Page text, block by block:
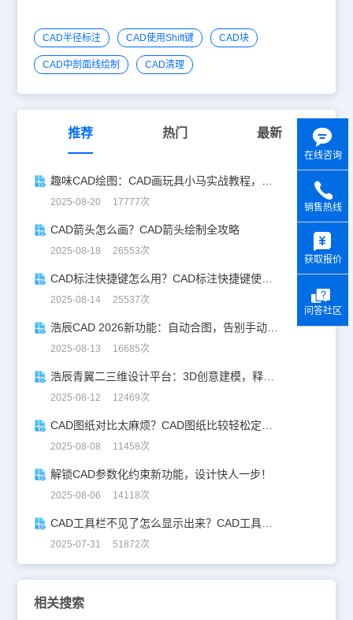
CAD半径标注 CAD使用Shift键 CAD块
CAD中剖面线绘制 CAD清理
推荐 热门 最新
2025-08-20 17777次
CAD箭头怎么画？CAD箭头绘制全攻略
2025-08-18 26553次
CAD标注快捷键怎么用？CAD标注快捷键使用教程
2025-08-14 25537次
浩辰CAD 2026新功能：自动合图，告别手动拼图！
2025-08-13 16685次
浩辰青翼二三维设计平台：3D创意建模，释放创意生产力！
2025-08-12 12469次
2025-08-08 11458次
解锁CAD参数化约束新功能，设计快人一步！
2025-08-06 14118次
CAD工具栏不见了怎么显示出来？CAD工具栏恢复指南
2025-07-31 51872次
相关搜索
在线咨询
销售热线
获取报价
问答社区